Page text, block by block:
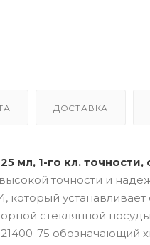
ДОСТАВКА
мл, 1-го кл.
точности и
который
стеклянной
75 обозначающий